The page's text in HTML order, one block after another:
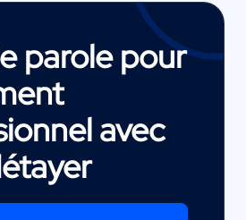
parole pour
avec